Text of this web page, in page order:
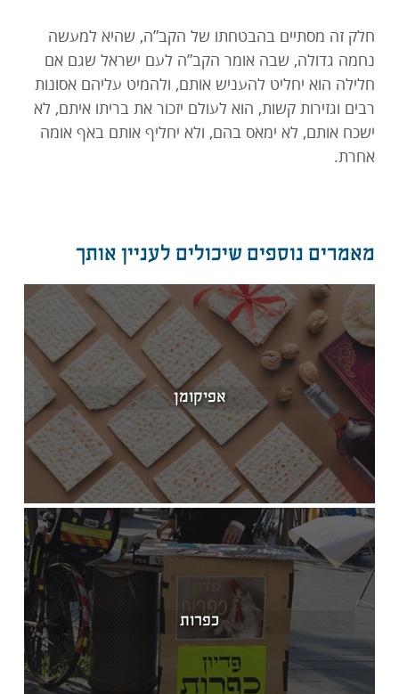
חלק זה מסתיים בהבטחתו של הקב”ה, שהיא למעשה
נחמה גדולה, שבה אומר הקב”ה לעם ישראל שגם אם
חלילה הוא יחליט להעניש אותם, ולהמיט עליהם אסונות
רבים וגזירות קשות, הוא לעולם יזכור את בריתו איתם, לא
ישכח אותם, לא ימאס בהם, ולא יחליף אותם באף אומה
אחרת.
מאמרים נוספים שיכולים לעניין אותך
אפיקומן
כפרות